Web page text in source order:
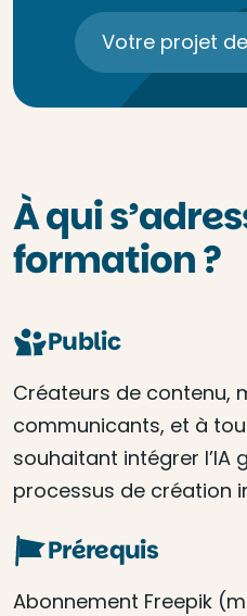
Votre projet
À qui
formation ?
Public
Créateurs de contenu,
communicants, et à
souhaitant intégrer l’IA
processus de création
Prérequis
Abonnement Freepik